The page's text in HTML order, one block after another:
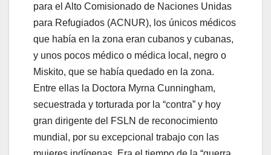
para el Alto Comisionado de Naciones Unidas
para Refugiados (ACNUR), los únicos médicos
que había en la zona eran cubanos y cubanas,
y unos pocos médico o médica local, negro o
Miskito, que se había quedado en la zona.
Entre ellas la Doctora Myrna Cunningham,
secuestrada y torturada por la “contra” y hoy
gran dirigente del FSLN de reconocimiento
mundial, por su excepcional trabajo con las